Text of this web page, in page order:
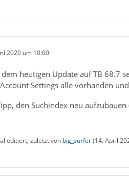
2020 um 10:00
dem heutigen Update auf TB 68.7
Settings alle vorhanden
den Suchindex neu aufzubauen
editiert, zuletzt von big_surfer(14. April